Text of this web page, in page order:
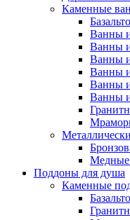
Каменные
Ванны
Ванны
Ванны
Ванны
Ванны
Ванны
Поддоны для душа
Каменные